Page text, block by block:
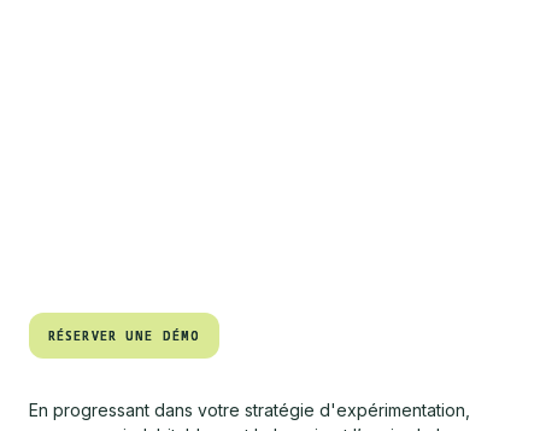
RÉSERVER UNE DÉMO
RÉSERVER UNE DÉMO
En progressant dans votre stratégie d'expérimentation,